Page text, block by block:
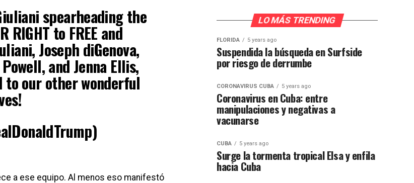
spearheading the
to FREE and
Joseph diGenova,
and Jenna Ellis,
our other wonderful
a ese equipo. Al menos eso manifestó
LO MÁS TRENDING
FLORIDA 5 years ago
Suspendida la búsqueda en Surfside
por riesgo de derrumbe
CORONAVIRUS CUBA 5 years ago
Coronavirus en Cuba: entre
manipulaciones y negativas a
vacunarse
CUBA 5 years ago
Surge la tormenta tropical Elsa y enfila
hacia Cuba